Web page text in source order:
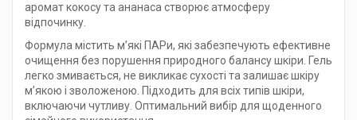
аромат кокосу та ананаса створює атмосферу
відпочинку.
Формула містить м’які ПАРи, які забезпечують ефективне
очищення без порушення природного балансу шкіри. Гель
легко змивається, не викликає сухості та залишає шкіру
м’якою і зволоженою. Підходить для всіх типів шкіри,
включаючи чутливу. Оптимальний вибір для щоденного